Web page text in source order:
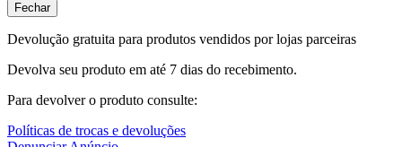
Fechar
Devolução gratuita para produtos vendidos por lojas parceiras
Devolva seu produto em até 7 dias do recebimento.
Para devolver o produto consulte:
Políticas de trocas e devoluções